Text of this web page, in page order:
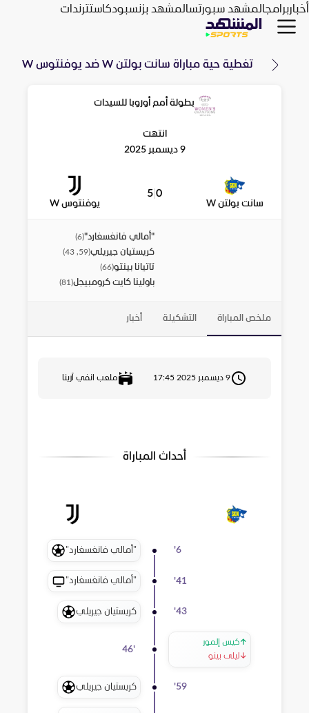
أخباربرامجالمشهد سبورتسالمشهد بزنسبودكاستترندات
تغطية حية مباراة سانت بولتن W ضد يوفنتوس W
بطولة أمم أوروبا للسيدات
انتهت
9 ديسمبر 2025
سانت بولتن W
0
5
يوفنتوس W
"أمالي فانغسغارد"(
6
)
كريستيان جيريلي(
59, 43
)
تاتيانا بينتو(
66
)
باولينا كايت كرومبيجل(
81
)
ملخص المباراة التشكيلة أخبار
9 ديسمبر 2025 17:45 ملعب انفي آرينا
أحداث المباراة
6
' "أمالي فانغسغارد"
41
' "أمالي فانغسغارد"
43
' كريستيان جيريلي
↑كيس إلمور
↓ليلى بينو
46'
59
' كريستيان جيريلي